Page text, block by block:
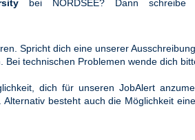
bei NORDSEE? Dann
Spricht dich eine unserer
technischen Problemen wende dich
dich für unseren JobAlert
besteht auch die Möglichkeit